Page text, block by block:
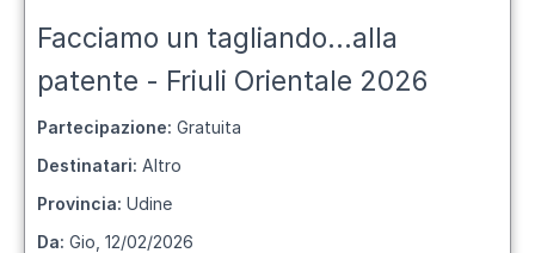
Facciamo un tagliando...alla
patente - Friuli Orientale 2026
Partecipazione: Gratuita
Destinatari: Altro
Provincia: Udine
Da: Gio, 12/02/2026